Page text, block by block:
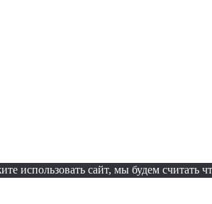
сайт, мы будем считать